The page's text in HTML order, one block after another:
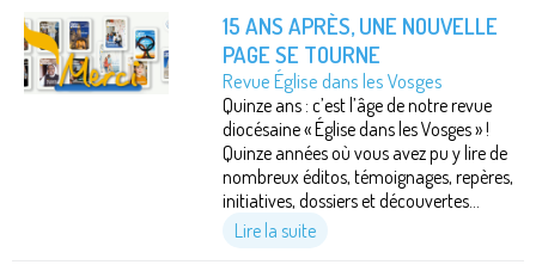
15 ANS APRÈS, UNE NOUVELLE
PAGE SE TOURNE
Revue Église dans les Vosges
Quinze ans : c’est l’âge de notre revue
diocésaine « Église dans les Vosges » !
Quinze années où vous avez pu y lire de
nombreux éditos, témoignages, repères,
initiatives, dossiers et découvertes...
Lire la suite